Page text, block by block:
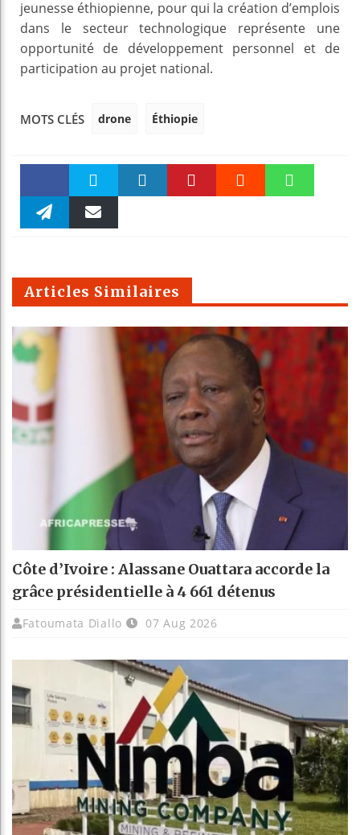
jeunesse éthiopienne, pour qui la création d’emplois
dans le secteur technologique représente une
opportunité de développement personnel et de
participation au projet national.
MOTS CLÉS drone Éthiopie
Faceboo Twitter
m
Articles Similaires
Côte d’Ivoire : Alassane Ouattara accorde la
grâce présidentielle à 4 661 détenus
Fatoumata Diallo 07 Aug 2026